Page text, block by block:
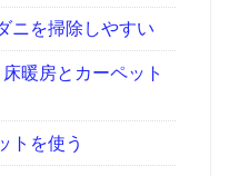
ニを掃除しやすい
暖房とカーペット
トを使う